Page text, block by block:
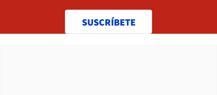
SUSCRÍBETE